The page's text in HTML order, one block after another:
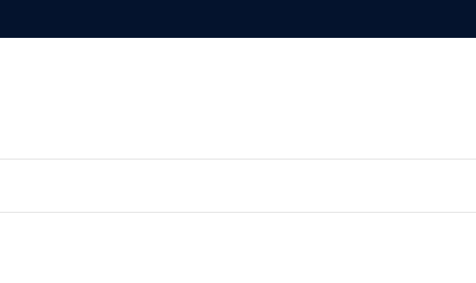
de Camargo para el control de insectos.